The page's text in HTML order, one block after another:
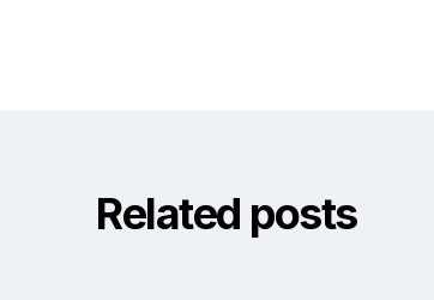
Related posts